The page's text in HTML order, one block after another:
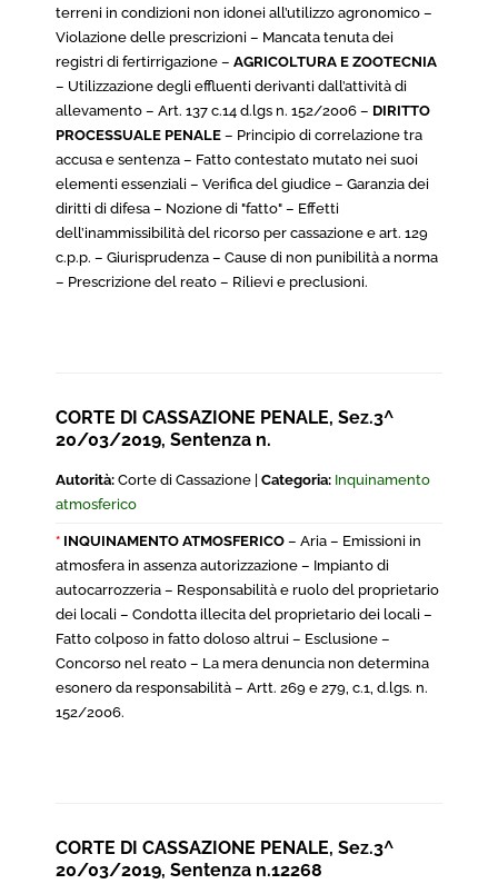
terreni in condizioni non idonei all’utilizzo agronomico –
Violazione delle prescrizioni – Mancata tenuta dei
registri di fertirrigazione – AGRICOLTURA E ZOOTECNIA
– Utilizzazione degli effluenti derivanti dall’attività di
allevamento – Art. 137 c.14 d.lgs n. 152/2006 – DIRITTO
PROCESSUALE PENALE – Principio di correlazione tra
accusa e sentenza – Fatto contestato mutato nei suoi
elementi essenziali – Verifica del giudice – Garanzia dei
diritti di difesa – Nozione di "fatto" – Effetti
dell’inammissibilità del ricorso per cassazione e art. 129
c.p.p. – Giurisprudenza – Cause di non punibilità a norma
– Prescrizione del reato – Rilievi e preclusioni.
CORTE DI CASSAZIONE PENALE, Sez.3^
20/03/2019, Sentenza n.
Autorità: Corte di Cassazione | Categoria: Inquinamento
atmosferico
* INQUINAMENTO ATMOSFERICO – Aria – Emissioni in
atmosfera in assenza autorizzazione – Impianto di
autocarrozzeria – Responsabilità e ruolo del proprietario
dei locali – Condotta illecita del proprietario dei locali –
Fatto colposo in fatto doloso altrui – Esclusione –
Concorso nel reato – La mera denuncia non determina
esonero da responsabilità – Artt. 269 e 279, c.1, d.lgs. n.
152/2006.
CORTE DI CASSAZIONE PENALE, Sez.3^
20/03/2019, Sentenza n.12268